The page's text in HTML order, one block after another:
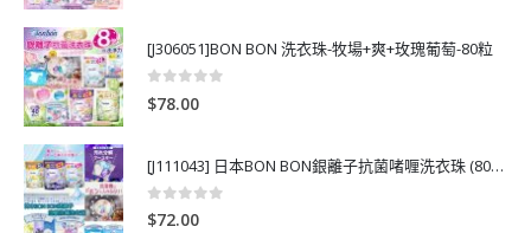
[J306051]BON BON 洗衣珠-牧場+爽+玫瑰葡萄-80粒
0
$78.00
[J111043] 日本BON BON銀離子抗菌啫喱洗衣珠 (80粒)
0out of 5
$72.00